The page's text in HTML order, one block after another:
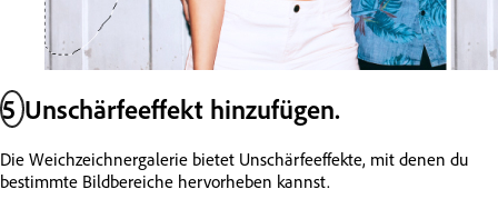
5Unschärfeeffekt hinzufügen.
Die Weichzeichnergalerie bietet Unschärfeeffekte, mit denen du
bestimmte Bildbereiche hervorheben kannst.